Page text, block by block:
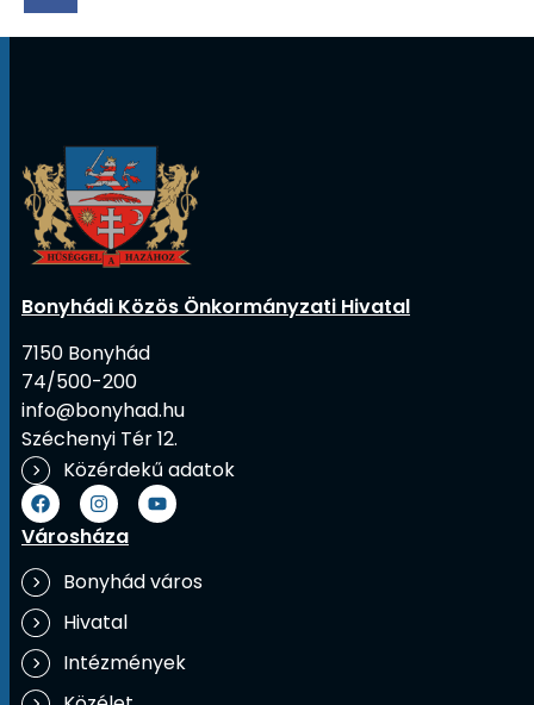
Bonyhádi Közös Önkormányzati Hivatal
7150 Bonyhád
74/500-200
info@bonyhad.hu
Széchenyi Tér 12.
Közérdekű adatok
Városháza
Bonyhád város
Hivatal
Intézmények